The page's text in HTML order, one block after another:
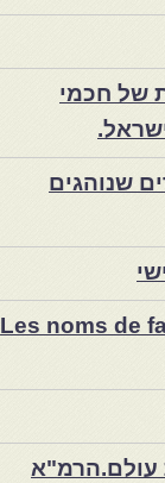
של חכמי
שנוהגים
Les noms de
עולם.הרמ"א